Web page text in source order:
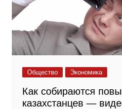
Общество Экономика
Как собираются
казахстанцев —